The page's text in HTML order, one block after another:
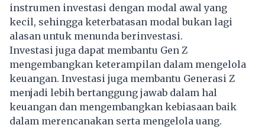
instrumen investasi dengan modal awal yang
kecil, sehingga keterbatasan modal bukan lagi
alasan untuk menunda berinvestasi.
Investasi juga dapat membantu Gen Z
mengembangkan keterampilan dalam mengelola
keuangan. Investasi juga membantu Generasi Z
menjadi lebih bertanggung jawab dalam hal
keuangan dan mengembangkan kebiasaan baik
dalam merencanakan serta mengelola uang.